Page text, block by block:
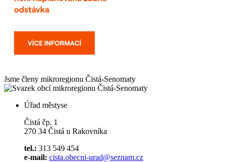
Jsme členy mikroregionu Čistá-Senomaty
Úřad městyse
Čistá čp. 1
270 34 Čistá u Rakovníka
tel.: 313 549 454
e-mail: cista.obecni-urad@seznam.cz